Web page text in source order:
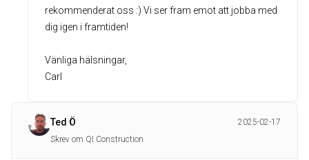
rekommenderat oss :) Vi ser fram emot att jobba med
dig igen i framtiden!
Vänliga hälsningar,
Carl
Ted Ö
2025-02-17
Skrev om QI Construction